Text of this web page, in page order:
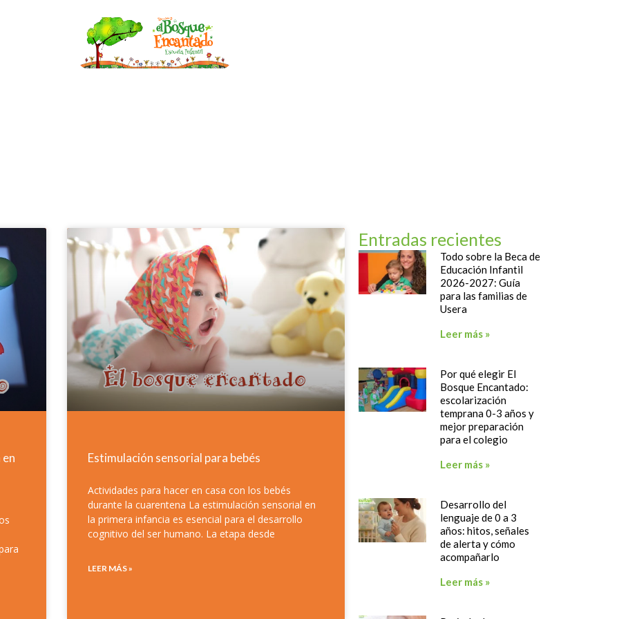
Estimulación sensorial para bebés
Actividades para hacer en casa con los bebés
durante la cuarentena La estimulación sensorial en
la primera infancia es esencial para el desarrollo
cognitivo del ser humano. La etapa desde
LEER MÁS »
Entradas recientes
Todo sobre la Beca de
Educación Infantil
2026-2027: Guía
para las familias de
Usera
Leer más »
Por qué elegir El
Bosque Encantado:
escolarización
temprana 0-3 años y
mejor preparación
para el colegio
Leer más »
Desarrollo del
lenguaje de 0 a 3
años: hitos, señales
de alerta y cómo
acompañarlo
Leer más »